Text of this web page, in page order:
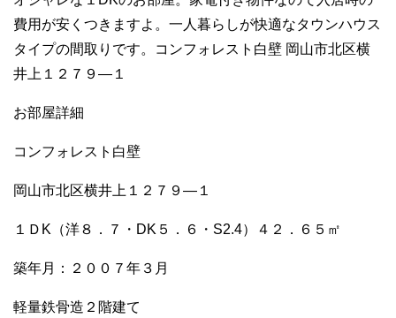
o
k
費用が安くつきますよ。一人暮らしが快適なタウンハウス
タイプの間取りです。コンフォレスト白壁 岡山市北区横
井上１２７９―１
お部屋詳細
コンフォレスト白壁
岡山市北区横井上１２７９―１
１ＤK（洋８．７・DK５．６・S2.4）４２．６５㎡
築年月：２００７年３月
軽量鉄骨造２階建て